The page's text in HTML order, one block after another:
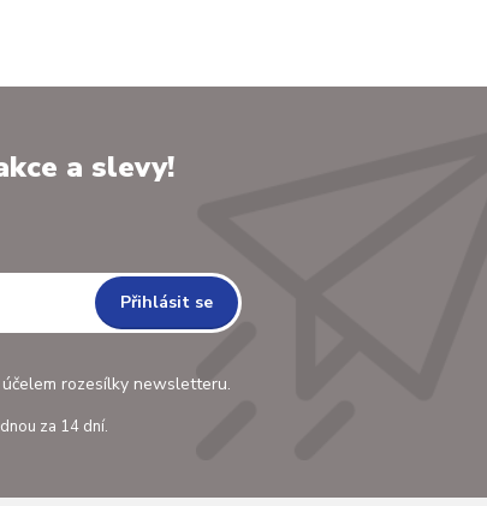
a slevy!
Přihlásit se
rozesílky newsletteru.
za 14 dní.